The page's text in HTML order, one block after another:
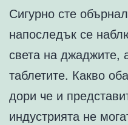
Сигурно сте
напоследък се
света на джаджите,
таблетите. Какво
дори че и
индустрията не